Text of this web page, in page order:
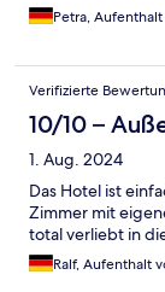
Petra,
Verifizierte
10/10 –
1. Aug. 2024
Das Hotel ist
Zimmer mit
total verliebt in
Ralf, Aufenthalt